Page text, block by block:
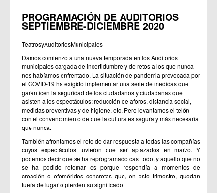
PROGRAMACIÓN DE AUDITORIOS
SEPTIEMBRE-DICIEMBRE 2020
TeatrosyAuditoriosMunicipales
Damos comienzo a una nueva temporada en los Auditorios
municipales cargada de incertidumbre y de retos a los que nunca
nos habíamos enfrentado. La situación de pandemia provocada por
el COVID-19 ha exigido implementar una serie de medidas que
garanticen la seguridad de los ciudadanos y ciudadanas que
asisten a los espectáculos: reducción de aforos, distancia social,
medidas preventivas y de higiene, etc. Pero levantamos el telón
con el convencimiento de que la cultura es segura y más necesaria
que nunca.
También afrontamos el reto de dar respuesta a todas las compañías
cuyos espectáculos tuvieron que ser aplazados en marzo. Y
podemos decir que se ha reprogramado casi todo, y aquello que no
se ha podido retomar es porque respondía a momentos de
creación o efemérides concretas que, en este trimestre, quedan
fuera de lugar o pierden su significado.